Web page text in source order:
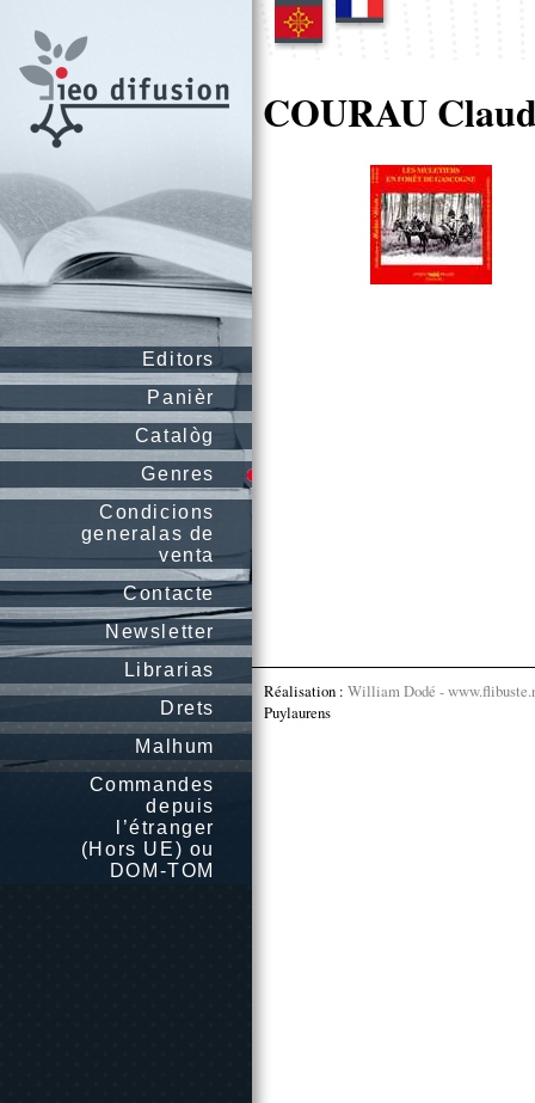
Editors
Panièr
Catalòg
Genres
Condicions
generalas de
venta
Contacte
Newsletter
Librarias
Drets
Malhum
Commandes
depuis
l’étranger
(Hors UE) ou
DOM-TOM
COURAU
Réalisation : William Dodé -
Puylaurens